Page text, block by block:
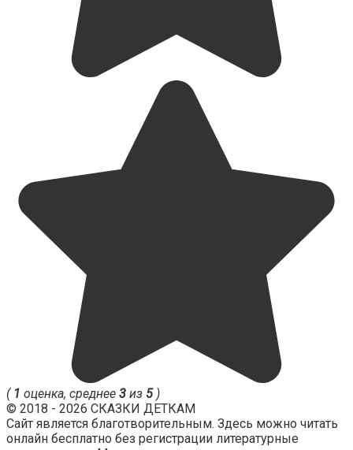
( 1 оценка, среднее 3 из 5)
© 2018 - 2026 СКАЗКИ ДЕТКАМ
Сайт является благотворительным. Здесь можно читать
онлайн бесплатно без регистрации литературные